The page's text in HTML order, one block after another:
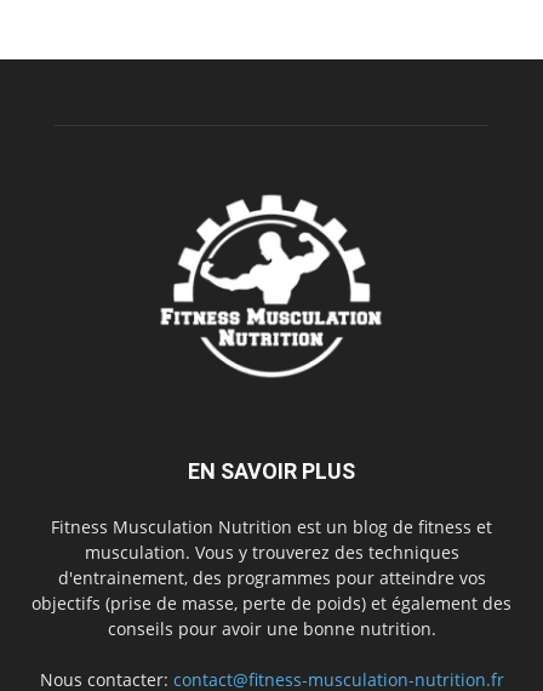
EN SAVOIR PLUS
Fitness Musculation Nutrition est un blog de fitness et
musculation. Vous y trouverez des techniques
d'entrainement, des programmes pour atteindre vos
objectifs (prise de masse, perte de poids) et également des
conseils pour avoir une bonne nutrition.
Nous contacter: contact@fitness-musculation-nutrition.fr